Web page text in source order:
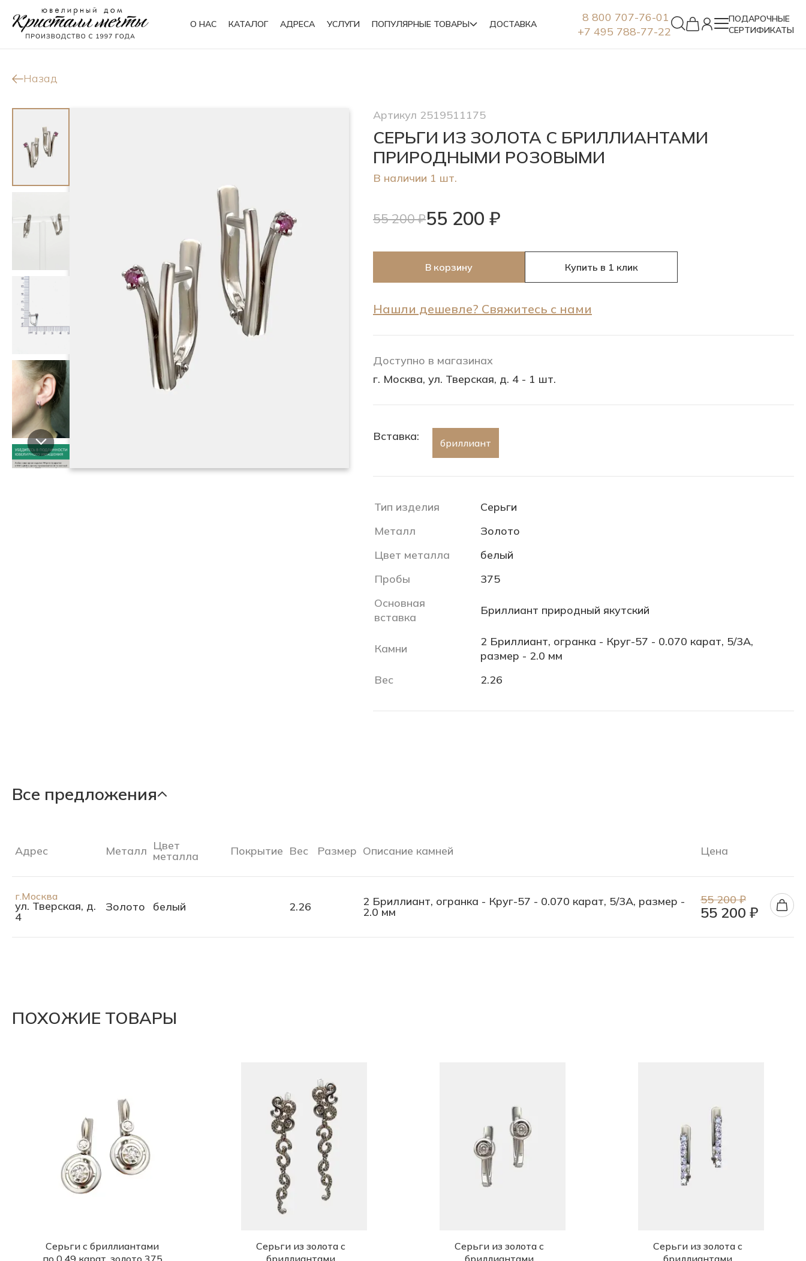
О НАС КАТАЛОГ АДРЕСА УСЛУГИ ПОПУЛЯРНЫЕ ТОВАРЫ ДОСТАВКА
8 800 707-76-01
+7 495 788-77-22
ПОДАРОЧНЫЕ
СЕРТИФИКАТЫ
Кольца
Колье Броши
Назад
Артикул 2519511175
СЕРЬГИ ИЗ ЗОЛОТА С БРИЛЛИАНТАМИ
ПРИРОДНЫМИ РОЗОВЫМИ
В наличии 1 шт.
55 200 ₽55 200 ₽
В корзину Купить в 1 клик
Нашли дешевле? Свяжитесь с нами
Доступно в магазинах
г. Москва, ул. Тверская, д. 4 - 1 шт.
Вставка: бриллиант
Тип изделия
Серьги
Металл
Золото
Цвет металла
белый
Пробы
375
Основная
вставка
Бриллиант природный якутский
Камни
2 Бриллиант, огранка - Круг-57 - 0.070 карат, 5/3А,
размер - 2.0 мм
Вес
2.26
Все предложения
Адрес Металл Цвет
металла Покрытие Вес Размер Описание камней Цена
г.Москва
ул. Тверская, д.
4
Золото белый 2.26 2 Бриллиант, огранка - Круг-57 - 0.070 карат, 5/3А, размер -
2.0 мм
55 200 ₽
55 200 ₽
ПОХОЖИЕ ТОВАРЫ
Серьги с бриллиантами
по 0,49 карат, золото 375
Серьги из золота с
бриллиантами
Серьги из золота с
бриллиантами
Серьги из золота с
бриллиантами